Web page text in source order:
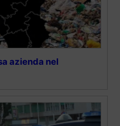
azienda nel